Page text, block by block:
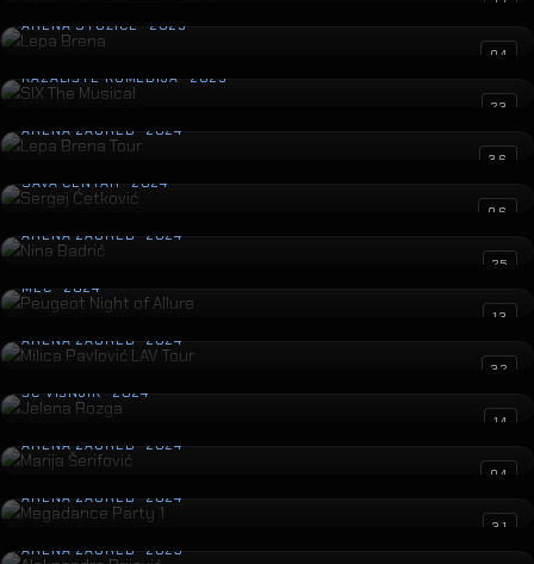
ARENA STOŽICE · 2025
04
SIX The Musical
KAZALIŠTE KOMEDIJA · 2025
23
Lepa Brena Tour
ARENA ZAGREB · 2024
36
Sergej Ćetković
SAVA CENTAR · 2024
06
Nina Badrić
ARENA ZAGREB · 2024
25
Peugeot Night of Allure
MEC · 2024
13
Milica Pavlović LAV Tour
ARENA ZAGREB · 2024
32
Jelena Rozga
ŠC VIŠNJIK · 2024
14
Marija Šerifović
ARENA ZAGREB · 2024
04
Megadance Party 1
ARENA ZAGREB · 2024
31
Aleksandra Prijović
ARENA ZAGREB · 2023